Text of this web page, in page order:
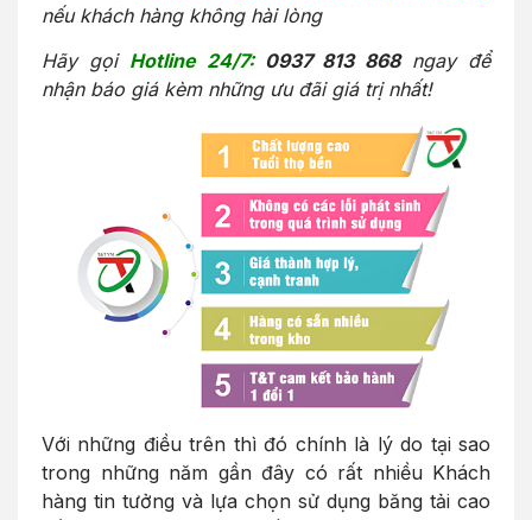
nếu khách hàng không hài lòng
Hãy gọi Hotline 24/7: 0937 813 868ngay để
nhận báo giá kèm những ưu đãi giá trị nhất!
Với những điều trên thì đó chính là lý do tại sao
trong những năm gần đây có rất nhiều Khách
hàng tin tưởng và lựa chọn sử dụng băng tải cao